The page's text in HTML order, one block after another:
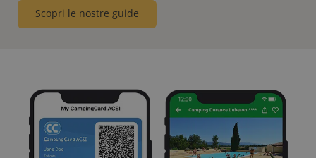
Scopri le nostre guide